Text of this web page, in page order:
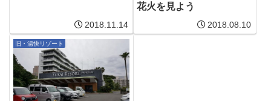
2018.11.14
花火を見よう
2018.08.10
旧・湯快リゾート